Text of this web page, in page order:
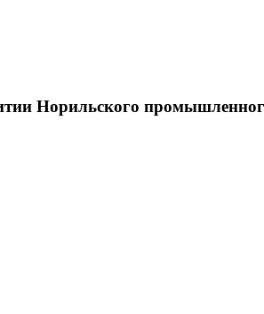
Норильского